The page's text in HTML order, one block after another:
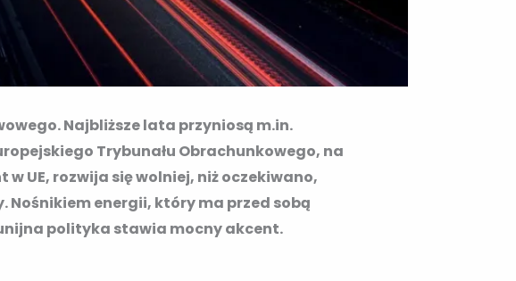
Najbliższe lata przyniosą m.in.
Trybunału Obrachunkowego, na
UE, rozwija się wolniej, niż oczekiwano,
Nośnikiem energii, który ma przed sobą
polityka stawia mocny akcent.